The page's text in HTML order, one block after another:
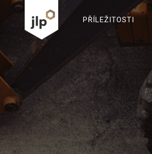
PŘÍLEŽITOSTI
2
3
4